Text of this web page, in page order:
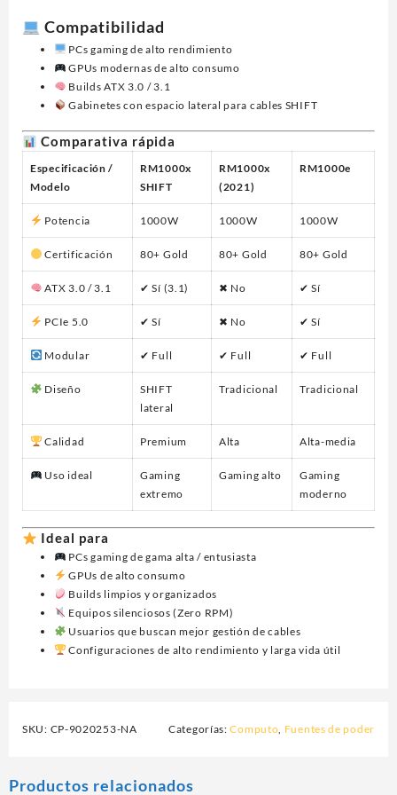
Compatibilidad
PCs gaming de alto rendimiento
GPUs modernas de alto consumo
Builds ATX 3.0 / 3.1
Gabinetes con espacio lateral para cables SHIFT
Comparativa rápida
Especificación /
Modelo
RM1000x
SHIFT
RM1000x
(2021)
RM1000e
Potencia 1000W 1000W 1000W
Certificación 80+ Gold 80+ Gold 80+ Gold
ATX 3.0 / 3.1 ✔ Sí (3.1) ✖ No ✔ Sí
PCIe 5.0 ✔ Sí ✖ No ✔ Sí
Modular ✔ Full ✔ Full ✔ Full
Diseño
SHIFT
lateral
Tradicional Tradicional
Calidad Premium Alta Alta-media
Uso ideal
Gaming
extremo
Gaming alto
Gaming
moderno
Ideal para
PCs gaming de gama alta / entusiasta
GPUs de alto consumo
Builds limpios y organizados
Equipos silenciosos (Zero RPM)
Usuarios que buscan mejor gestión de cables
Configuraciones de alto rendimiento y larga vida útil
SKU: CP-9020253-NA Categorías:Computo, Fuentes de poder
Productos relacionados